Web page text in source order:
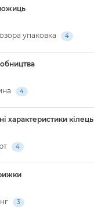
упаковка 4
4
характеристики кілець
4
3